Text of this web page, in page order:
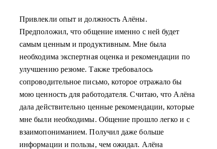
Привлекли опыт и должность Алёны.
Предположил, что общение именно с ней будет
самым ценным и продуктивным. Мне была
необходима экспертная оценка и рекомендации по
улучшению резюме. Также требовалось
сопроводительное письмо, которое отражало бы
мою ценность для работодателя. Считаю, что Алёна
дала действительно ценные рекомендации, которые
мне были необходимы. Общение прошло легко и с
взаимопониманием. Получил даже больше
информации и пользы, чем ожидал. Алёна